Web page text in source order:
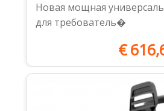
Новая мощная
для требователь�
€